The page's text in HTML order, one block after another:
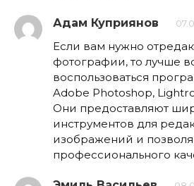
Адам Куприянов
Если вам нужно
фотографии, то лучше
воспользоваться
Adobe Photoshop,
Они предоставляют
инструментов для
изображений и
профессионального